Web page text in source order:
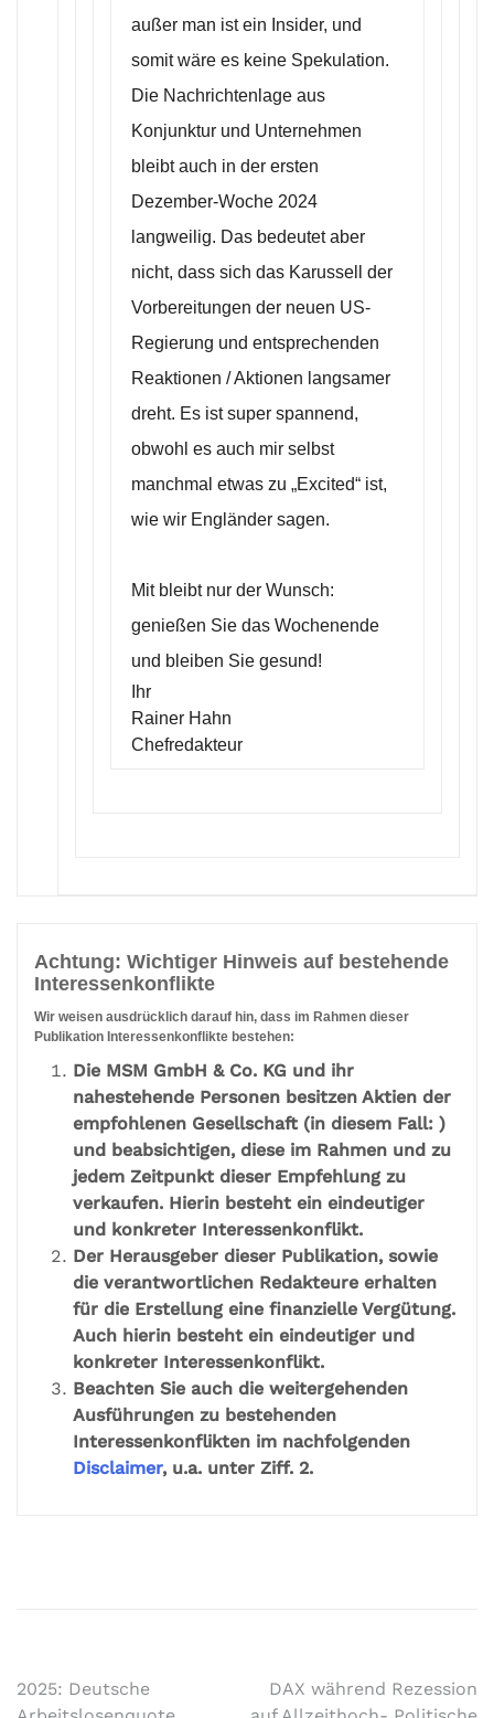
außer man ist ein Insider, und
somit wäre es keine Spekulation.
Die Nachrichtenlage aus
Konjunktur und Unternehmen
bleibt auch in der ersten
Dezember-Woche 2024
langweilig. Das bedeutet aber
nicht, dass sich das Karussell der
Vorbereitungen der neuen US-
Regierung und entsprechenden
Reaktionen / Aktionen langsamer
dreht. Es ist super spannend,
obwohl es auch mir selbst
manchmal etwas zu „Excited“ ist,
wie wir Engländer sagen.
Mit bleibt nur der Wunsch:
genießen Sie das Wochenende
und bleiben Sie gesund!
Ihr
Rainer Hahn
Chefredakteur
Achtung: Wichtiger Hinweis auf bestehende
Interessenkonflikte
Wir weisen ausdrücklich darauf hin, dass im Rahmen dieser
Publikation Interessenkonflikte bestehen:
Die MSM GmbH & Co. KG und ihr
nahestehende Personen besitzen Aktien der
empfohlenen Gesellschaft (in diesem Fall: )
und beabsichtigen, diese im Rahmen und zu
jedem Zeitpunkt dieser Empfehlung zu
verkaufen. Hierin besteht ein eindeutiger
und konkreter Interessenkonflikt.
Der Herausgeber dieser Publikation, sowie
die verantwortlichen Redakteure erhalten
für die Erstellung eine finanzielle Vergütung.
Auch hierin besteht ein eindeutiger und
konkreter Interessenkonflikt.
Beachten Sie auch die weitergehenden
Ausführungen zu bestehenden
Interessenkonflikten im nachfolgenden
Disclaimer, u.a. unter Ziff. 2.
2025: Deutsche
DAX während Rezession